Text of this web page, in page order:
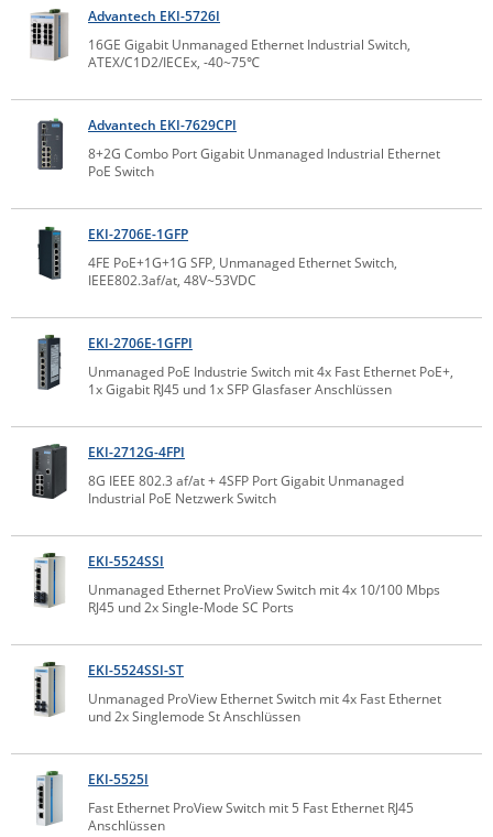
Guntermann & Drunck
High Sec Labs
Icron
IEC Lock
Kerlink
Kramer Electronics
Legrand
LigoWave
Milesight
Netio
Panorama Antennas
PatchSee
Power Kingdom
Poynting
Raritan
Riello UPS
Server Technology
Siretta
SIRIO Antenne
Sunbird
Advantech EKI-5726I
16GE Gigabit Unmanaged Ethernet Industrial Switch,
ATEX/C1D2/IECEx, -40~75℃
Advantech EKI-7629CPI
8+2G Combo Port Gigabit Unmanaged Industrial Ethernet
PoE Switch
EKI-2706E-1GFP
4FE PoE+1G+1G SFP, Unmanaged Ethernet Switch,
IEEE802.3af/at, 48V~53VDC
EKI-2706E-1GFPI
Unmanaged PoE Industrie Switch mit 4x Fast Ethernet PoE+,
1x Gigabit RJ45 und 1x SFP Glasfaser Anschlüssen
EKI-2712G-4FPI
8G IEEE 802.3 af/at + 4SFP Port Gigabit Unmanaged
Industrial PoE Netzwerk Switch
EKI-5524SSI
Unmanaged Ethernet ProView Switch mit 4x 10/100 Mbps
RJ45 und 2x Single-Mode SC Ports
EKI-5524SSI-ST
Unmanaged ProView Ethernet Switch mit 4x Fast Ethernet
und 2x Singlemode St Anschlüssen
EKI-5525I
Fast Ethernet ProView Switch mit 5 Fast Ethernet RJ45
Anschlüssen